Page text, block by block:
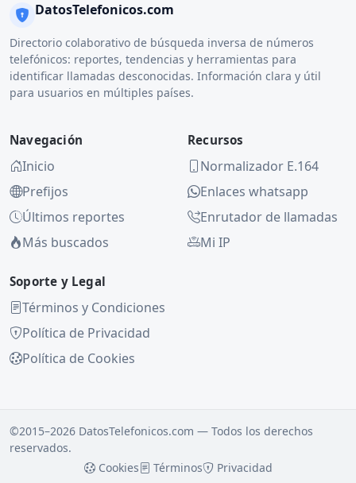
DatosTelefonicos.com
Directorio colaborativo de búsqueda inversa de números
telefónicos: reportes, tendencias y herramientas para
identificar llamadas desconocidas. Información clara y útil
para usuarios en múltiples países.
Navegación
Inicio
Prefijos
Últimos reportes
Más buscados
Recursos
Normalizador E.164
Enlaces whatsapp
Enrutador de llamadas
Mi IP
Soporte y Legal
Términos y Condiciones
Política de Privacidad
Política de Cookies
©2015–2026 DatosTelefonicos.com — Todos los derechos
reservados.
Cookies
Términos Privacidad